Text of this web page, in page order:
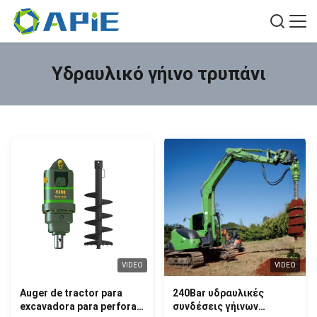
Υδραυλικό γήινο τρυπάνι
VIDEO
Auger de tractor para
excavadora para perforar
VIDEO
240Bar υδραυλικές
συνδέσεις γήινων